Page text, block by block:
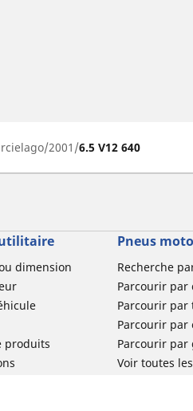
2001 6.5 V12 640
utilitaire
dimension
produits
Pneus
Recherche
Parcourir
Parcourir par
Parcourir par
Parcourir par
Voir toutes